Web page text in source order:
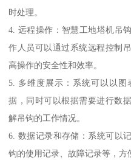
时处理。
4. 远程操作：智慧工地塔机吊
作人员可以通过系统远程控制
高操作的安全性和效率。
5. 多维度展示：系统可以以
据，同时可以根据需要进行数
解吊钩的工作情况。
6. 数据记录和存储：系统可以
钩的使用记录、故障记录等，方